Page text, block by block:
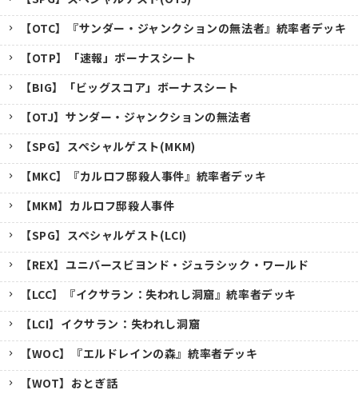
【OTC】『サンダー・ジャンクションの無法者』統率者デッキ
【OTP】「速報」ボーナスシート
【BIG】「ビッグスコア」ボーナスシート
【OTJ】サンダー・ジャンクションの無法者
【SPG】スペシャルゲスト(MKM)
【MKC】『カルロフ邸殺人事件』統率者デッキ
【MKM】カルロフ邸殺人事件
【SPG】スペシャルゲスト(LCI)
【REX】ユニバースビヨンド・ジュラシック・ワールド
【LCC】『イクサラン：失われし洞窟』統率者デッキ
【LCI】イクサラン：失われし洞窟
【WOC】『エルドレインの森』統率者デッキ
【WOT】おとぎ話